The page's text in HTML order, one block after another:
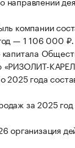
компании
— 1 106 000 ₽.
капитала
«РИЗОЛИТ-
2025 года
за 2025
организация